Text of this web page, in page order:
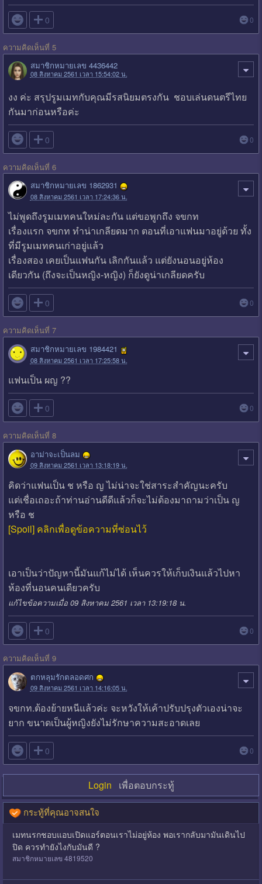
 0 0
ความคิดเห็นที่ 5
สมาชิกหมายเลข 4436442
08 สิงหาคม 2561 เวลา 15:54:02 น.
งง ค่ะ สรุปรูมเมทกับคุณมีรสนิยมตรงกัน ชอบเล่นดนตรีไทย
กันมาก่อนหรือค่ะ
 0 0
ความคิดเห็นที่ 6
สมาชิกหมายเลข 1862931
08 สิงหาคม 2561 เวลา 17:24:36 น.
ไม่พูดถึงรูมเมทคนใหม่ละกัน แต่ขอพูกถึง จขกท
เรื่องแรก จขกท ทำน่าเกลียดมาก ตอนที่เอาแฟนมาอยู่ด้วย ทั้ง
ที่มีรูมเมทคนเก่าอยู่แล้ว
เรื่องสอง เคยเป็นแฟนกัน เลิกกันแล้ว แต่ยังนอนอยู่ห้อง
เดียวกัน (ถึงจะเป็นหญิง-หญิง) ก็ยังดูน่าเกลียดครับ
 0 0
ความคิดเห็นที่ 7
สมาชิกหมายเลข 1984421
08 สิงหาคม 2561 เวลา 17:25:58 น.
แฟนเป็น ผญ ??
 0 0
ความคิดเห็นที่ 8
อาม่าจะเป็นลม
09 สิงหาคม 2561 เวลา 13:18:19 น.
คิดว่าแฟนเป็น ช หรือ ญ ไม่น่าจะใช่สาระสำคัญนะครับ
แต่เชื่อเถอะถ้าท่านอ่านดีดีแล้วก็จะไม่ต้องมาถามว่าเป็น ญ
หรือ ช
[Spoil] คลิกเพื่อดูข้อความที่ซ่อนไว้
เอาเป็นว่าปัญหานี้มันแก้ไม่ได้ เห็นควรให้เก็บเงินแล้วไปหา
ห้องที่นอนคนเดียวครับ
แก้ไขข้อความเมื่อ 09 สิงหาคม 2561 เวลา 13:19:18 น.
 0 0
ความคิดเห็นที่ 9
ตกหลุมรักตลอดศก
09 สิงหาคม 2561 เวลา 14:16:05 น.
จขกท.ต้องย้ายหนีแล้วค่ะ จะหวังให้เค้าปรับปรุงตัวเองน่าจะ
ยาก ขนาดเป็นผู้หญิงยังไม่รักษาความสะอาดเลย
 0 0
Login เพื่อตอบกระทู้
กระทู้ที่คุณอาจสนใจ
เมทนรกชอบแอบเปิดแอร์ตอนเราไม่อยู่ห้อง พอเรากลับมามันเดินไป
ปิด ควรทำยังไงกับมันดี ?
สมาชิกหมายเลข 4819520